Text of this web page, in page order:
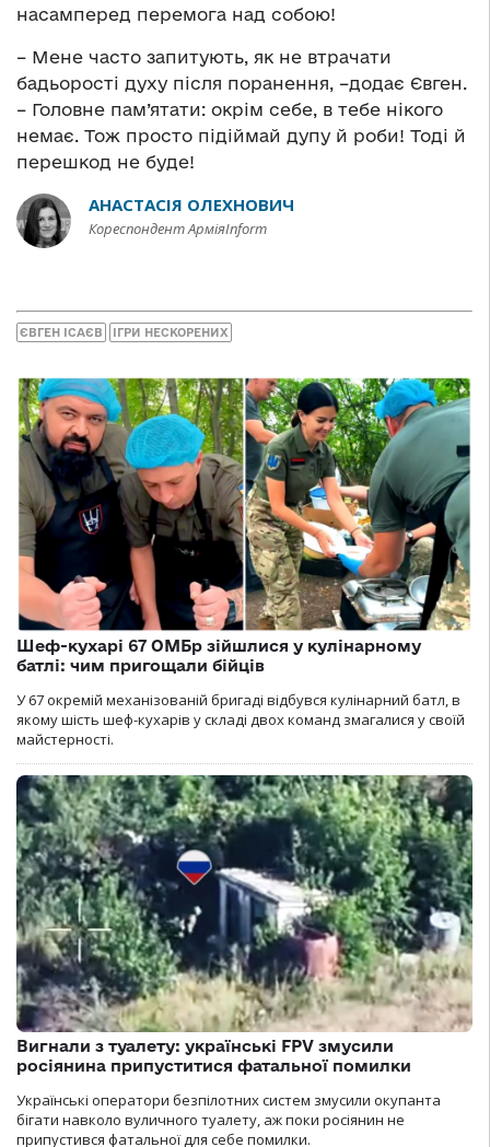
насамперед перемога над собою!
– Мене часто запитують, як не втрачати
бадьорості духу після поранення, –додає Євген.
– Головне пам’ятати: окрім себе, в тебе нікого
немає. Тож просто підіймай дупу й роби! Тоді й
перешкод не буде!
АНАСТАСІЯ ОЛЕХНОВИЧ
Кореспондент АрміяInform
ЄВГЕН ІСАЄВ ІГРИ НЕСКОРЕНИХ
Шеф-кухарі 67 ОМБр зійшлися у кулінарному
батлі: чим пригощали бійців
У 67 окремій механізованій бригаді відбувся кулінарний батл, в
якому шість шеф-кухарів у складі двох команд змагалися у своїй
майстерності.
Вигнали з туалету: українські FPV змусили
росіянина припуститися фатальної помилки
Українські оператори безпілотних систем змусили окупанта
бігати навколо вуличного туалету, аж поки росіянин не
припустився фатальної для себе помилки.